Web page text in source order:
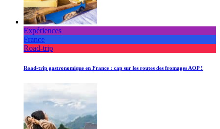
Expériences
France
Road-trip
Road-trip gastronomique en France : cap sur les routes des fromages AOP !